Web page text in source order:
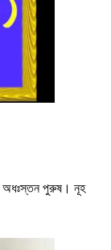
অধঃস্তন পুরুষ। নূহ